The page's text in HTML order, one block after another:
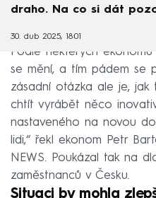
draho. Na co si dát
30. dub 2025, 18:01
Podle některých
se mění, a tím pádem se
zásadní otázka ale je, jak
chtít vyrábět něco
nastaveného na novou
lidi,“ řekl ekonom Petr
NEWS. Poukázal tak na
zaměstnanců v Česku.
Situaci by mohla